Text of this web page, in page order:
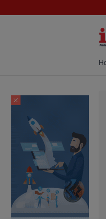
Sabu di Pangkalan Bun, Dua